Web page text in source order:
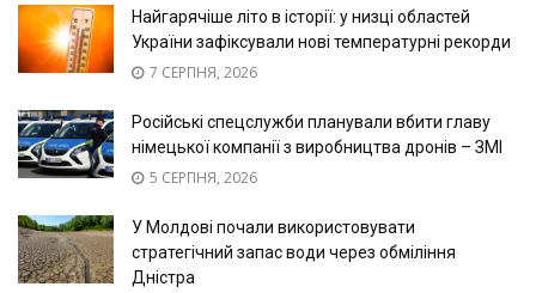
Найгарячіше літо в історії: у низці областей
України зафіксували нові температурні рекорди
7 СЕРПНЯ, 2026
Російські спецслужби планували вбити главу
німецької компанії з виробництва дронів – ЗМІ
5 СЕРПНЯ, 2026
У Молдові почали використовувати
стратегічний запас води через обміління
Дністра